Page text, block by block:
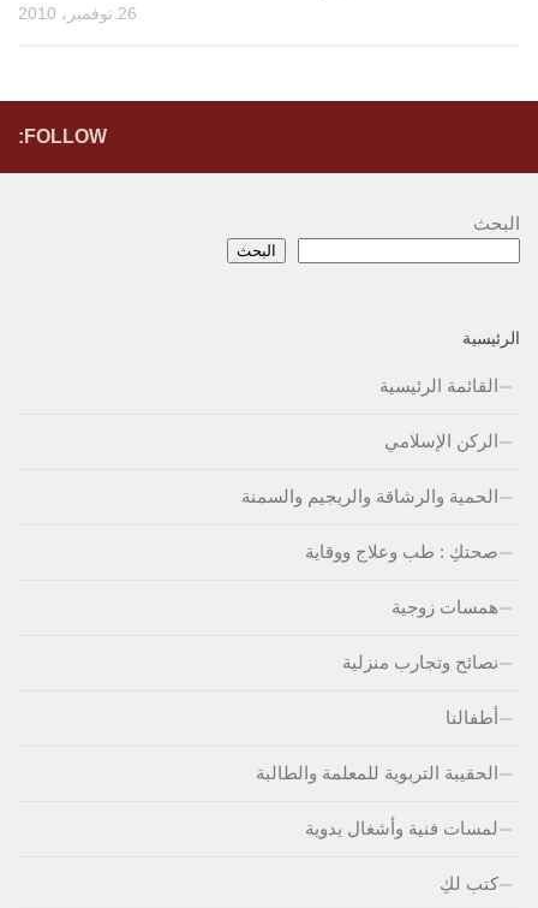
26 نوفمبر، 2010
FOLLOW:
البحث
البحث
الرئيسية
القائمة الرئيسية
الركن الإسلامي
الحمية والرشاقة والريجيم والسمنة
صحتكِ : طب وعلاج ووقاية
همسات زوجية
نصائح وتجارب منزلية
أطفالنا
الحقيبة التربوية للمعلمة والطالبة
لمسات فنية وأشغال يدوية
كتب لكِ